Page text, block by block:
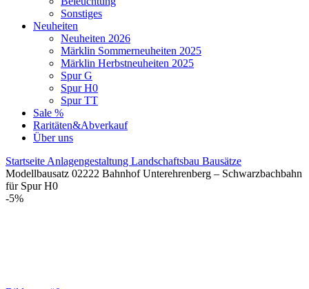
Sonstiges
Neuheiten
Neuheiten 2026
Märklin Sommerneuheiten 2025
Märklin Herbstneuheiten 2025
Spur G
Spur H0
Spur TT
Sale %
Raritäten&Abverkauf
Über uns
Startseite Anlagengestaltung Landschaftsbau Bausätze
Modellbausatz 02222 Bahnhof Unterehrenberg – Schwarzbachbahn
für Spur H0
-5%